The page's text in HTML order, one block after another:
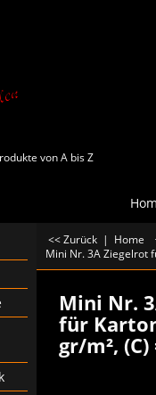
von A bis Z
<< Zurück | Home
Mini Nr. 3A Ziegelrot
Mini Nr.
für
gr/m²,